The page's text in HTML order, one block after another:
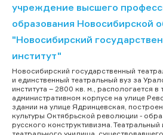
учреждение высшего
образования Новосибирской
"Новосибирский
институт"
Новосибирский государственный
и единственный театральный вуз за
института – 2800 кв. м., распологается в
административном корпусе на улице
здании на улице Ядринцевская,
культуры Октябрьской революции -
русского конструктивизма. Театральный